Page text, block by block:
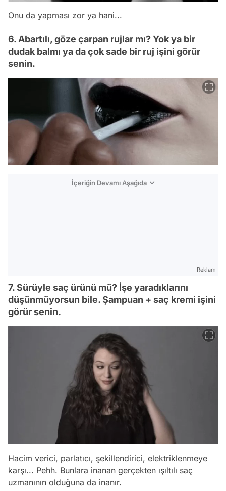
Onu da yapması zor ya hani...
6. Abartılı, göze çarpan rujlar mı? Yok ya bir
dudak balmı ya da çok sade bir ruj işini görür
senin.
İçeriğin Devamı Aşağıda
Reklam
7. Sürüyle saç ürünü mü? İşe yaradıklarını
düşünmüyorsun bile. Şampuan + saç kremi işini
görür senin.
Hacim verici, parlatıcı, şekillendirici, elektriklenmeye
karşı... Pehh. Bunlara inanan gerçekten ışıltılı saç
uzmanının olduğuna da inanır.